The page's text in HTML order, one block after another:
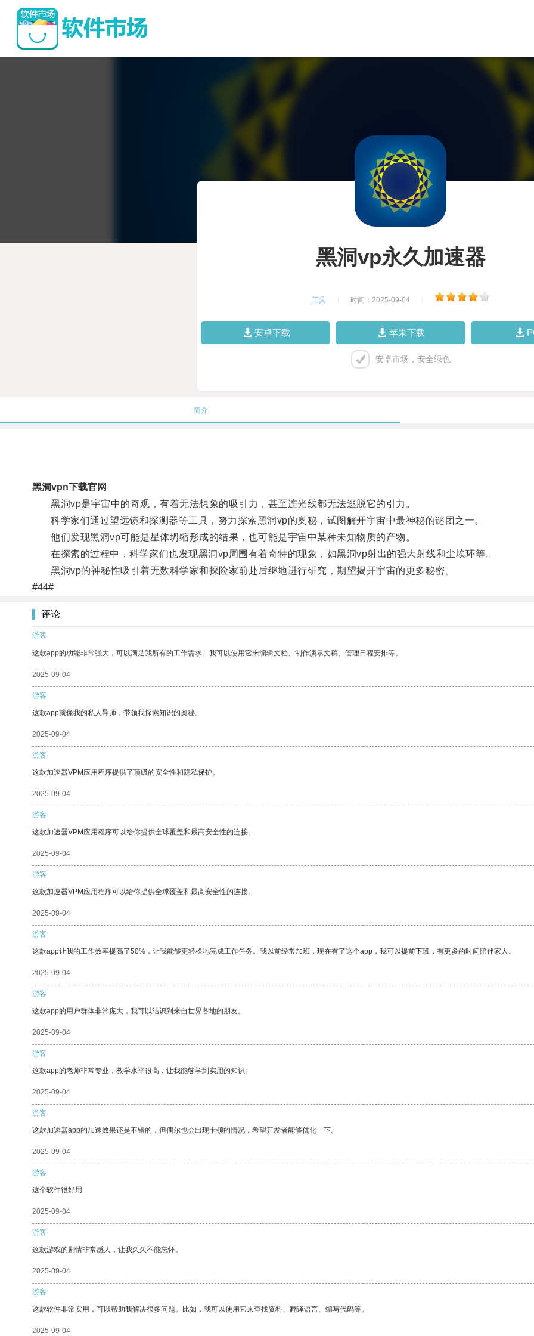
黑洞vp永久加速器
工具 时间：2025-09-04
安卓下载 苹果下载
安卓市场，安全绿色
简介
黑洞vpn下载官网
黑洞vp是宇宙中的奇观，有着无法想象的吸引力，甚至连光线都无法逃脱它的引力。
科学家们通过望远镜和探测器等工具，努力探索黑洞vp的奥秘，试图解开宇宙中最神秘的谜团之一。
他们发现黑洞vp可能是星体坍缩形成的结果，也可能是宇宙中某种未知物质的产物。
在探索的过程中，科学家们也发现黑洞vp周围有着奇特的现象，如黑洞vp射出的强大射线和尘埃环等。
黑洞vp的神秘性吸引着无数科学家和探险家前赴后继地进行研究，期望揭开宇宙的更多秘密。
#44#
评论
游客
这款app的功能非常强大，可以满足我所有的工作需求。我可以使用它来编辑文档、制作演示文稿、管理日程安排等。
2025-09-04
游客
这款app就像我的私人导师，带领我探索知识的奥秘。
2025-09-04
游客
这款加速器VPM应用程序提供了顶级的安全性和隐私保护。
2025-09-04
游客
这款加速器VPM应用程序可以给你提供全球覆盖和最高安全性的连接。
2025-09-04
游客
这款加速器VPM应用程序可以给你提供全球覆盖和最高安全性的连接。
2025-09-04
游客
这款app让我的工作效率提高了50%，让我能够更轻松地完成工作任务。我以前经常加班，现在有了这个app，我可以提前下班，有更多的时间陪伴家人。
2025-09-04
游客
这款app的用户群体非常庞大，我可以结识到来自世界各地的朋友。
2025-09-04
游客
这款app的老师非常专业，教学水平很高，让我能够学到实用的知识。
2025-09-04
游客
这款加速器app的加速效果还是不错的，但偶尔也会出现卡顿的情况，希望开发者能够优化一下。
2025-09-04
游客
这个软件很好用
2025-09-04
游客
这款游戏的剧情非常感人，让我久久不能忘怀。
2025-09-04
游客
这款软件非常实用，可以帮助我解决很多问题。比如，我可以使用它来查找资料、翻译语言、编写代码等。
2025-09-04